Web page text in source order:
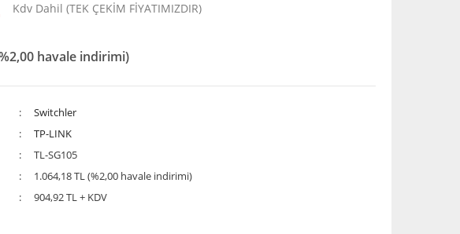
Kdv Dahil (TEK ÇEKİM FİYATIMIZDIR)
havale indirimi)
Switchler
TP-LINK
TL-SG105
1.064,18 TL (%2,00 havale indirimi)
904,92 TL + KDV